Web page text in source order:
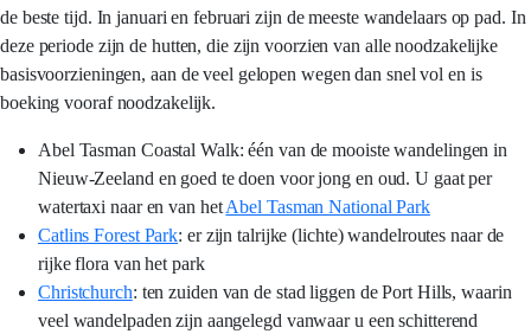
de beste tijd. In januari en februari zijn de meeste wandelaars op pad. In
deze periode zijn de hutten, die zijn voorzien van alle noodzakelijke
basisvoorzieningen, aan de veel gelopen wegen dan snel vol en is
boeking vooraf noodzakelijk.
Abel Tasman Coastal Walk: één van de mooiste wandelingen in
Nieuw-Zeeland en goed te doen voor jong en oud. U gaat per
watertaxi naar en van hetAbel Tasman National Park
Catlins Forest Park: er zijn talrijke (lichte) wandelroutes naar de
rijke flora van het park
Christchurch: ten zuiden van de stad liggen de Port Hills, waarin
veel wandelpaden zijn aangelegd vanwaar u een schitterend